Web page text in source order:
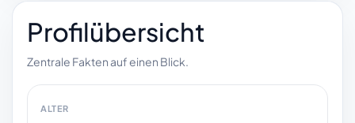
Profilübersicht
Zentrale Fakten auf einen Blick.
ALTER